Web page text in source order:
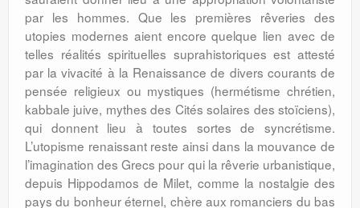
par les hommes. Que les premières rêveries des
utopies modernes aient encore quelque lien avec de
telles réalités spirituelles suprahistoriques est attesté
par la vivacité à la Renaissance de divers courants de
pensée religieux ou mystiques (hermétisme chrétien,
kabbale juive, mythes des Cités solaires des stoïciens),
qui donnent lieu à toutes sortes de syncrétisme.
L’utopisme renaissant reste ainsi dans la mouvance de
l’imagination des Grecs pour qui la rêverie urbanistique,
depuis Hippodamos de Milet, comme la nostalgie des
pays du bonheur éternel, chère aux romanciers du bas